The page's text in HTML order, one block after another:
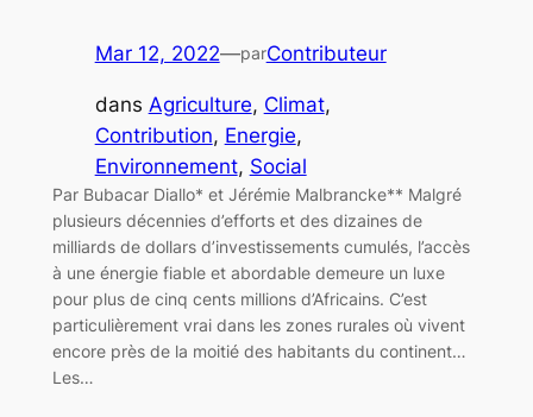
Mar 12, 2022—parContributeur
dans Agriculture, Climat
Contribution, Energie
Environnement, Social
Par Bubacar Diallo* et Jérémie Malbrancke** Malgré
plusieurs décennies d’efforts et des dizaines de
milliards de dollars d’investissements cumulés, l’accès
à une énergie fiable et abordable demeure un luxe
pour plus de cinq cents millions d’Africains. C’est
particulièrement vrai dans les zones rurales où vivent
encore près de la moitié des habitants du continent…
Les…